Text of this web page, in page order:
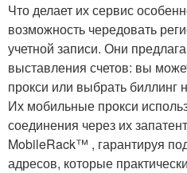
Что делает их сервис
возможность чередовать
учетной записи. Они
выставления счетов: вы
прокси или выбрать биллинг
Их мобильные прокси
соединения через их
MobileRack™ , гарантируя
адресов, которые